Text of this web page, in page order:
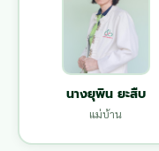
นางยุพิน ยะสืบ
แม่บ้าน